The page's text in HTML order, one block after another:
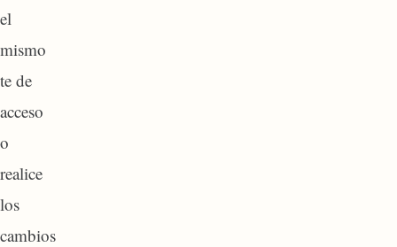
el
mismo
te de
acceso
o
realice
los
cambios